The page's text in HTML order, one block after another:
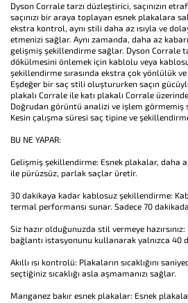
Dyson Corrale tarzı düzleştirici, saçınızın
saçınızı bir araya toplayan esnek plakalara
ekstra kontrol, aynı stili daha az ısıyla ve
etmenizi sağlar. Aynı zamanda, daha az
gelişmiş şekillendirme sağlar. Dyson Corrale
dökülmesini önlemek için kablolu veya
şekillendirme sırasında ekstra çok yönlülük
Eşdeğer bir saç stili oluştururken saçın
plakalı Corrale ile katı plakalı Corrale
Doğrudan görüntü analizi ve işlem görmemiş
Kesin çalışma süresi saç tipine ve
BU NE YAPAR:
Gelişmiş şekillendirme: Esnek plakalar, daha
ile pürüzsüz, parlak saçlar üretir.
30 dakikaya kadar kablosuz şekillendirme:
termal performansı sunar. Sadece 70
Siz hazır olduğunuzda stil vermeye
bağlantı istasyonunu kullanarak yalnızca 40
Akıllı ısı kontrolü: Plakaların sıcaklığını
seçtiğiniz sıcaklığı asla aşmamanızı sağlar.
Manganez bakır esnek plakalar: Esnek